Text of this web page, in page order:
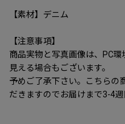
【素材】デニム
【注意事項】
商品実物と写真画像は、PC
見える場合もございます。
予めご了承下さい。こちらの
だきますのでお届けまで3-4週